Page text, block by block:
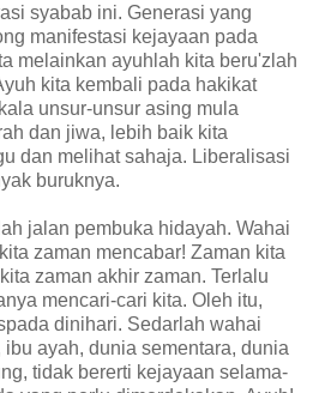
syabab ini. Generasi yang
manifestasi kejayaan pada
melainkan ayuhlah kita beru'zlah
kita kembali pada hakikat
unsur-unsur asing mula
dan jiwa, lebih baik kita
dan melihat sahaja. Liberalisasi
buruknya.
jalan pembuka hidayah. Wahai
zaman mencabar! Zaman kita
zaman akhir zaman. Terlalu
mencari-cari kita. Oleh itu,
dinihari. Sedarlah wahai
ayah, dunia sementara, dunia
tidak bererti kejayaan selama-